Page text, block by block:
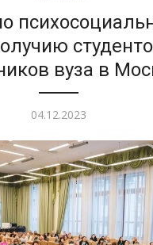
вуза в
Опубликовано
04.12.2023